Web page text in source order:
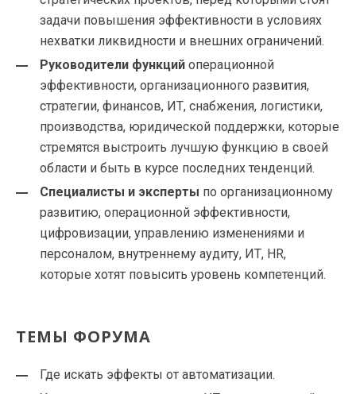
задачи повышения эффективности в условиях
нехватки ликвидности и внешних ограничений.
Руководители функций операционной
эффективности, организационного развития,
стратегии, финансов, ИТ, снабжения, логистики,
производства, юридической поддержки, которые
стремятся выстроить лучшую функцию в своей
области и быть в курсе последних тенденций.
Специалисты и эксперты по организационному
развитию, операционной эффективности,
цифровизации, управлению изменениями и
персоналом, внутреннему аудиту, ИТ, HR,
которые хотят повысить уровень компетенций.
ТЕМЫ ФОРУМА
Где искать эффекты от автоматизации.